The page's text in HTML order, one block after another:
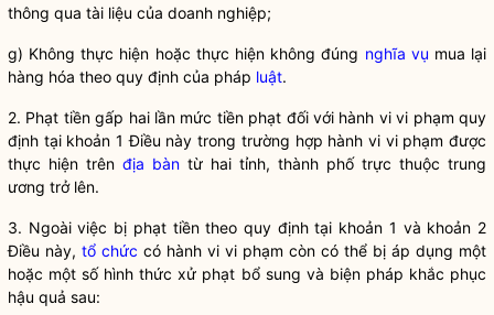
thông qua tài liệu của doanh nghiệp;
g) Không thực hiện hoặc thực hiện không đúng nghĩa vụ mua lại
hàng hóa theo quy định của pháp luật.
2. Phạt tiền gấp hai lần mức tiền phạt đối với hành vi vi phạm quy
định tại khoản 1 Điều này trong trường hợp hành vi vi phạm được
thực hiện trên địa bàn từ hai tỉnh, thành phố trực thuộc trung
ương trở lên.
3. Ngoài việc bị phạt tiền theo quy định tại khoản 1 và khoản 2
Điều này, tổ chức có hành vi vi phạm còn có thể bị áp dụng một
hoặc một số hình thức xử phạt bổ sung và biện pháp khắc phục
hậu quả sau: